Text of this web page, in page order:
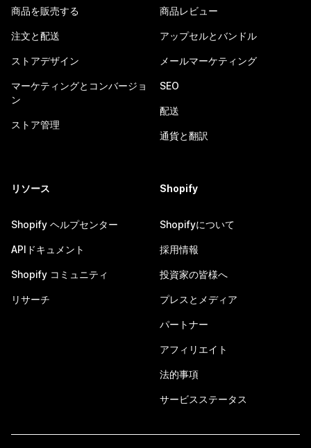
商品を販売する
注文と配送
ストアデザイン
マーケティングとコンバージョ
ン
ストア管理
商品レビュー
アップセルとバンドル
メールマーケティング
SEO
配送
通貨と翻訳
リソース
Shopify ヘルプセンター
APIドキュメント
Shopify コミュニティ
リサーチ
Shopify
Shopifyについて
採用情報
投資家の皆様へ
プレスとメディア
パートナー
アフィリエイト
法的事項
サービスステータス